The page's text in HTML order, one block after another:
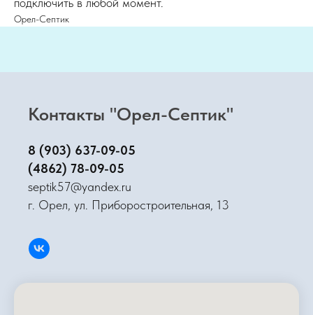
Орел-Септик
Контакты "Орел-Септик"
8 (903) 637-09-05
(4862) 78-09-05
septik57@yandex.ru
г. Орел, ул. Приборостроительная, 13